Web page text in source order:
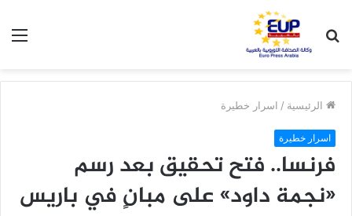
عن
الرئيسية / اسرار خطيرة
اسرار خطيرة
فرنسا.. فتح تحقيق بعد رسم
«نجمة داود» على مبانٍ في باريس